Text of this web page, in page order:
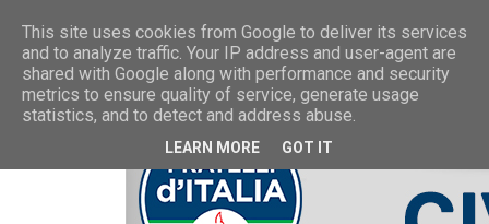
This site uses cookies from Google to deliver its services
and to analyze traffic. Your IP address and user-agent are
shared with Google along with performance and security
metrics to ensure quality of service, generate usage
statistics, and to detect and address abuse.
LEARN MORE GOT IT